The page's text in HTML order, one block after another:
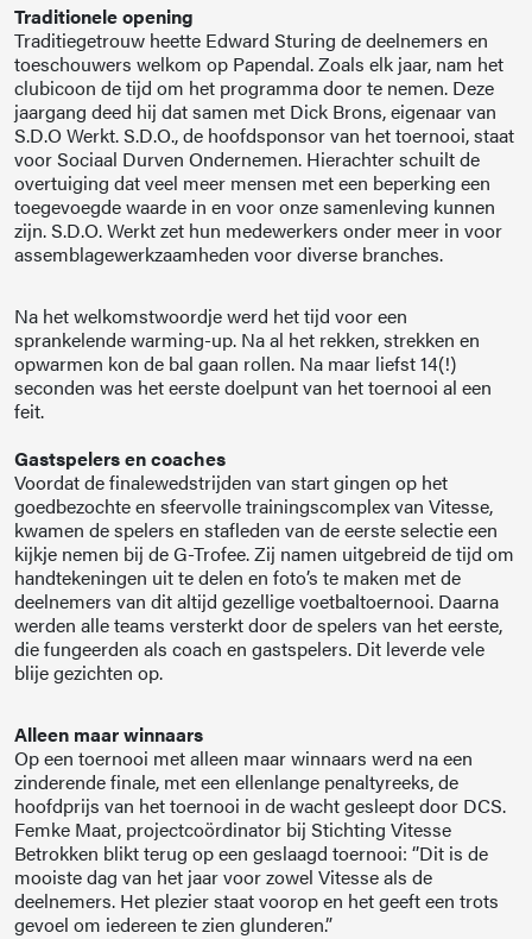
Traditionele opening
Traditiegetrouw heette Edward Sturing de deelnemers en
toeschouwers welkom op Papendal. Zoals elk jaar, nam het
clubicoon de tijd om het programma door te nemen. Deze
jaargang deed hij dat samen met Dick Brons, eigenaar van
S.D.O Werkt. S.D.O., de hoofdsponsor van het toernooi, staat
voor Sociaal Durven Ondernemen. Hierachter schuilt de
overtuiging dat veel meer mensen met een beperking een
toegevoegde waarde in en voor onze samenleving kunnen
zijn. S.D.O. Werkt zet hun medewerkers onder meer in voor
assemblagewerkzaamheden voor diverse branches.
Na het welkomstwoordje werd het tijd voor een
sprankelende warming-up. Na al het rekken, strekken en
opwarmen kon de bal gaan rollen. Na maar liefst 14(!)
seconden was het eerste doelpunt van het toernooi al een
feit.
Gastspelers en coaches
Voordat de finalewedstrijden van start gingen op het
goedbezochte en sfeervolle trainingscomplex van Vitesse,
kwamen de spelers en stafleden van de eerste selectie een
kijkje nemen bij de G-Trofee. Zij namen uitgebreid de tijd om
handtekeningen uit te delen en foto’s te maken met de
deelnemers van dit altijd gezellige voetbaltoernooi. Daarna
werden alle teams versterkt door de spelers van het eerste,
die fungeerden als coach en gastspelers. Dit leverde vele
blije gezichten op.
Alleen maar winnaars
Op een toernooi met alleen maar winnaars werd na een
zinderende finale, met een ellenlange penaltyreeks, de
hoofdprijs van het toernooi in de wacht gesleept door DCS.
Femke Maat, projectcoördinator bij Stichting Vitesse
Betrokken blikt terug op een geslaagd toernooi: ‘’Dit is de
mooiste dag van het jaar voor zowel Vitesse als de
deelnemers. Het plezier staat voorop en het geeft een trots
gevoel om iedereen te zien glunderen.”